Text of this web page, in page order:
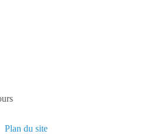
Plan du site